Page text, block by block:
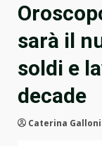
sarà il
soldi e
decade
Caterina Galloni